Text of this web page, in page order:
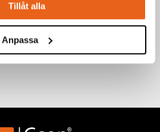
Tillåt alla
Anpassa